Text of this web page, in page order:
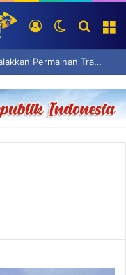
Search
for
Switch
skin
Log
In
Hari Anak Di Mojokerto, Pemkot Galakkan Permainan Tradisional Hindarkan Ketergantungan Anak Pada Gadget